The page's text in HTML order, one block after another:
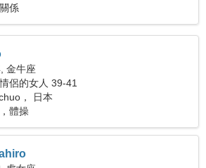
係
金牛座
侶的女人 39-41
， 日本
體操